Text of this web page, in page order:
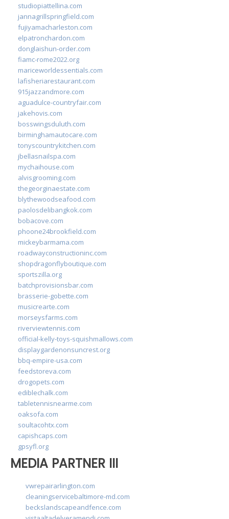
studiopiattellina.com
jannagrillspringfield.com
fujiyamacharleston.com
elpatronchardon.com
donglaishun-order.com
fiamc-rome2022.org
mariceworldessentials.com
lafisheriarestaurant.com
915jazzandmore.com
aguadulce-countryfair.com
jakehovis.com
bosswingsduluth.com
birminghamautocare.com
tonyscountrykitchen.com
jbellasnailspa.com
mychaihouse.com
alvisgrooming.com
thegeorginaestate.com
blythewoodseafood.com
paolosdelibangkok.com
bobacove.com
phoone24brookfield.com
mickeybarmama.com
roadwayconstructioninc.com
shopdragonflyboutique.com
sportszilla.org
batchprovisionsbar.com
brasserie-gobette.com
musicrearte.com
morseysfarms.com
riverviewtennis.com
official-kelly-toys-squishmallows.com
displaygardenonsuncrest.org
bbq-empire-usa.com
feedstoreva.com
drogopets.com
ediblechalk.com
tabletennisnearme.com
oaksofa.com
soultacohtx.com
capishcaps.com
gpsyfl.org
MEDIA PARTNER III
vwrepairarlington.com
cleaningservicebaltimore-md.com
beckslandscapeandfence.com